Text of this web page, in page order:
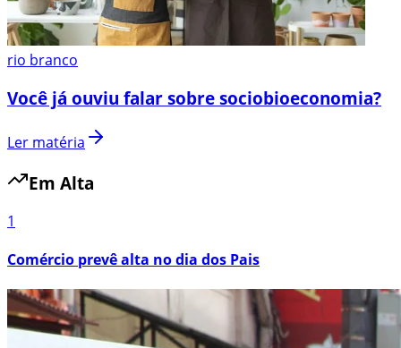
rio branco
Você já ouviu falar sobre sociobioeconomia?
Ler matéria
Em Alta
1
Comércio prevê alta no dia dos Pais